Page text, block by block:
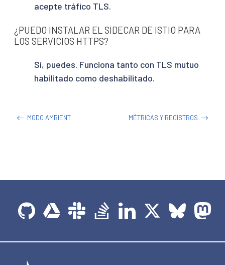
acepte tráfico TLS.
¿PUEDO INSTALAR EL SIDECAR DE ISTIO PARA
LOS SERVICIOS HTTPS?
Sí, puedes. Funciona tanto con TLS mutuo
habilitado como deshabilitado.
MODO AMBIENT MÉTRICAS Y REGISTROS